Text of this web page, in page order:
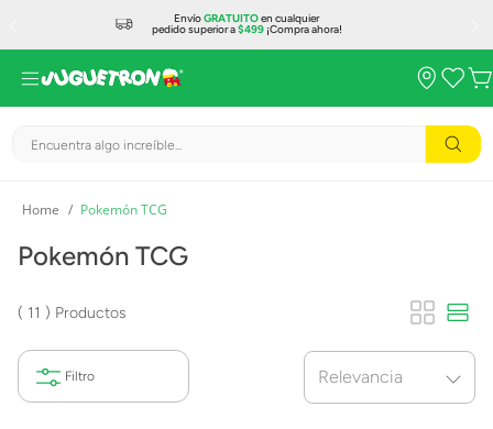
EnvíoGRATUITOen cualquier
pedido superior a$499¡Compra ahora!
Encuentra algo increíble...
Pokemón TCG
Pokemón TCG
11 Productos
Relevancia